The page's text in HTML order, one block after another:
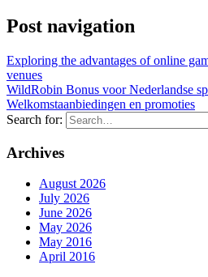
Post navigation
Exploring the advantages of online
venues
WildRobin Bonus voor Nederlandse
Welkomstaanbiedingen en promoties
Search for:
Archives
August 2026
July 2026
June 2026
May 2026
May 2016
April 2016